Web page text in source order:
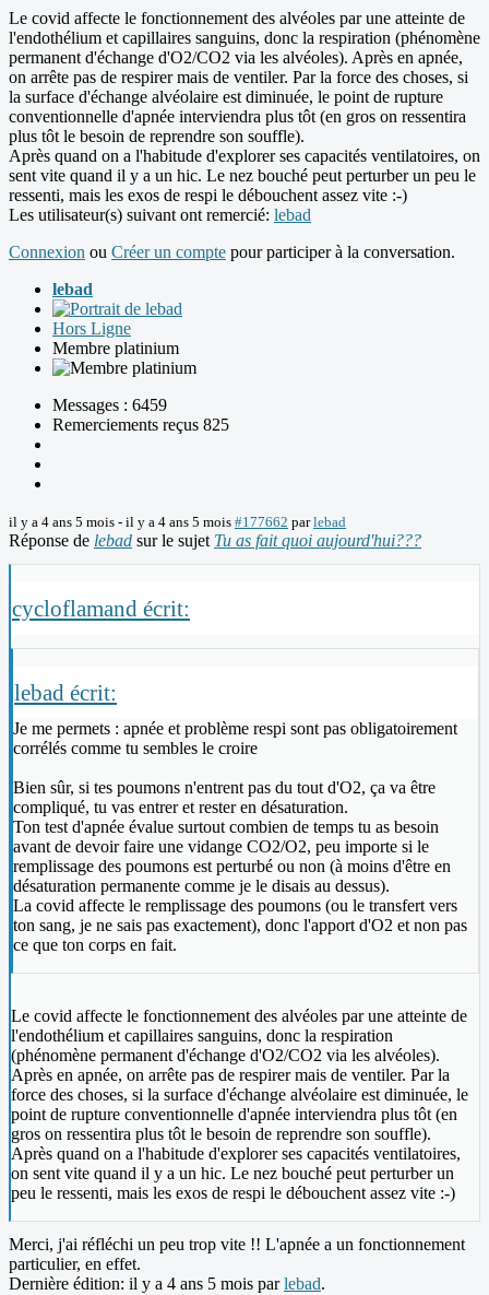
Le covid affecte le fonctionnement des alvéoles par une atteinte de
l'endothélium et capillaires sanguins, donc la respiration (phénomène
permanent d'échange d'O2/CO2 via les alvéoles). Après en apnée,
on arrête pas de respirer mais de ventiler. Par la force des choses, si
la surface d'échange alvéolaire est diminuée, le point de rupture
conventionnelle d'apnée interviendra plus tôt (en gros on ressentira
plus tôt le besoin de reprendre son souffle).
Après quand on a l'habitude d'explorer ses capacités ventilatoires, on
sent vite quand il y a un hic. Le nez bouché peut perturber un peu le
ressenti, mais les exos de respi le débouchent assez vite :-)
Les utilisateur(s) suivant ont remercié: lebad
Connexion ou Créer un compte pour participer à la conversation.
lebad
Hors Ligne
Membre platinium
Messages : 6459
Remerciements reçus 825
il y a 4 ans 5 mois - il y a 4 ans 5 mois #177662 parlebad
Réponse de lebad sur le sujet Tu as fait quoi aujourd'hui???
cycloflamand écrit:
lebad écrit:
Je me permets : apnée et problème respi sont pas obligatoirement
corrélés comme tu sembles le croire
Bien sûr, si tes poumons n'entrent pas du tout d'O2, ça va être
compliqué, tu vas entrer et rester en désaturation.
Ton test d'apnée évalue surtout combien de temps tu as besoin
avant de devoir faire une vidange CO2/O2, peu importe si le
remplissage des poumons est perturbé ou non (à moins d'être en
désaturation permanente comme je le disais au dessus).
La covid affecte le remplissage des poumons (ou le transfert vers
ton sang, je ne sais pas exactement), donc l'apport d'O2 et non pas
ce que ton corps en fait.
Le covid affecte le fonctionnement des alvéoles par une atteinte de
l'endothélium et capillaires sanguins, donc la respiration
(phénomène permanent d'échange d'O2/CO2 via les alvéoles).
Après en apnée, on arrête pas de respirer mais de ventiler. Par la
force des choses, si la surface d'échange alvéolaire est diminuée, le
point de rupture conventionnelle d'apnée interviendra plus tôt (en
gros on ressentira plus tôt le besoin de reprendre son souffle).
Après quand on a l'habitude d'explorer ses capacités ventilatoires,
on sent vite quand il y a un hic. Le nez bouché peut perturber un
peu le ressenti, mais les exos de respi le débouchent assez vite :-)
Merci, j'ai réfléchi un peu trop vite !! L'apnée a un fonctionnement
particulier, en effet.
Dernière édition: il y a 4 ans 5 mois parlebad.